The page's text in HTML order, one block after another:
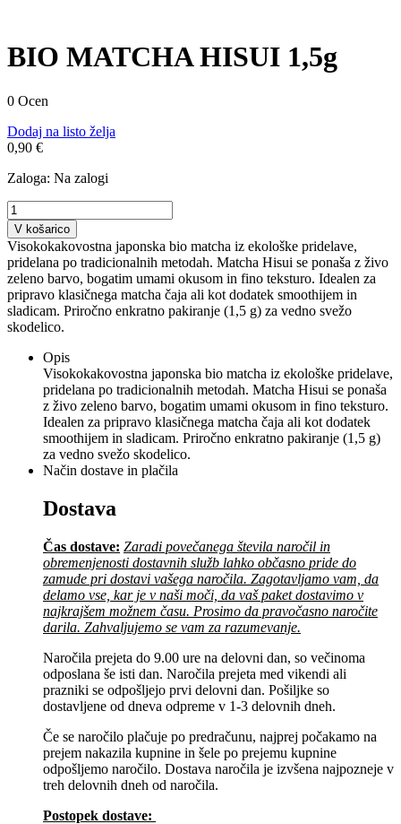
BIO MATCHA HISUI 1,5g
0 Ocen
Dodaj na listo želja
0,90 €
Zaloga: Na zalogi
V košarico
Visokokakovostna japonska bio matcha iz ekološke pridelave,
pridelana po tradicionalnih metodah. Matcha Hisui se ponaša z živo
zeleno barvo, bogatim umami okusom in fino teksturo. Idealen za
pripravo klasičnega matcha čaja ali kot dodatek smoothijem in
sladicam. Priročno enkratno pakiranje (1,5 g) za vedno svežo
skodelico.
Opis
Visokokakovostna japonska bio matcha iz ekološke pridelave,
pridelana po tradicionalnih metodah. Matcha Hisui se ponaša
z živo zeleno barvo, bogatim umami okusom in fino teksturo.
Idealen za pripravo klasičnega matcha čaja ali kot dodatek
smoothijem in sladicam. Priročno enkratno pakiranje (1,5 g)
za vedno svežo skodelico.
Način dostave in plačila
Dostava
Čas dostave: Zaradi povečanega števila naročil in
obremenjenosti dostavnih služb lahko občasno pride do
zamude pri dostavi vašega naročila. Zagotavljamo vam, da
delamo vse, kar je v naši moči, da vaš paket dostavimo v
najkrajšem možnem času. Prosimo da pravočasno naročite
darila. Zahvaljujemo se vam za razumevanje.
Naročila prejeta do 9.00 ure na delovni dan, so večinoma
odposlana še isti dan. Naročila prejeta med vikendi ali
prazniki se odpošljejo prvi delovni dan. Pošiljke so
dostavljene od dneva odpreme v 1-3 delovnih dneh.
Če se naročilo plačuje po predračunu, najprej počakamo na
prejem nakazila kupnine in šele po prejemu kupnine
odpošljemo naročilo. Dostava naročila je izvšena najpozneje v
treh delovnih dneh od naročila.
Postopek dostave: